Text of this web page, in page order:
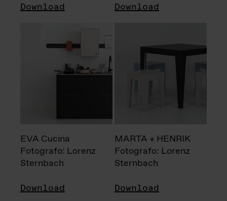
Download Download
EVA Cucina
Fotografo: Lorenz
Sternbach
Download
MARTA + HENRIK
Fotografo: Lorenz
Sternbach
Download